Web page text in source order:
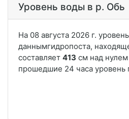
Уровень воды в р. Обь